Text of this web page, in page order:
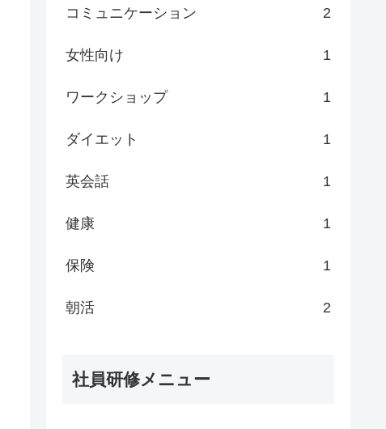
コミュニケーション 2
女性向け 1
ワークショップ 1
ダイエット 1
英会話 1
健康 1
保険 1
朝活 2
社員研修メニュー